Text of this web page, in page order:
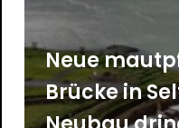
Neue
Brücke in